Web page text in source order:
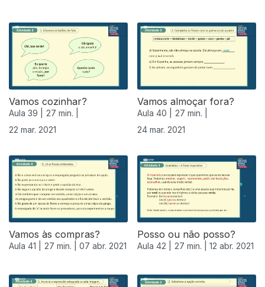
Vamos cozinhar?
Aula 39 |
27 min. |
22 mar. 2021
Vamos almoçar fora?
Aula 40 |
27 min. |
24 mar. 2021
Vamos às compras?
Aula 41 | 27 min. | 07 abr. 2021
Posso ou não posso?
Aula 42 | 27 min. | 12 abr. 2021